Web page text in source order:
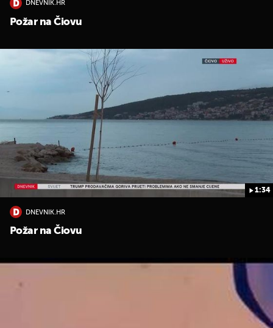
DNEVNIK.HR
Požar na Čiovu
1:34
DNEVNIK.HR
Požar na Čiovu